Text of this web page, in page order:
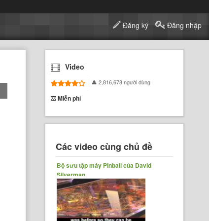
Đăng ký Đăng nhập
Video
2,816,678 người dùng
Miễn phí
Các video cùng chủ đề
Bộ sưu tập máy Pinball của David
Silverman